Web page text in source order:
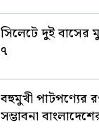
সিলেটে দুই বাসের
৭
বহুমুখী পাটপণ্যের
সম্ভাবনা